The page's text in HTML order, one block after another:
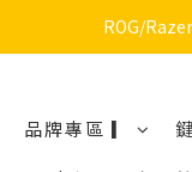
🔥品牌限定滿額折
🔥品牌限定滿額折
ROG/
品牌專區 ▎